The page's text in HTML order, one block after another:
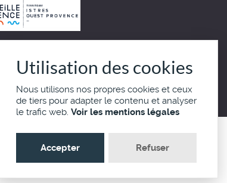
Utilisation des cookies
Nous utilisons nos propres cookies et ceux
de tiers pour adapter le contenu et analyser
le trafic web. Voir les mentions légales
Accepter Refuser